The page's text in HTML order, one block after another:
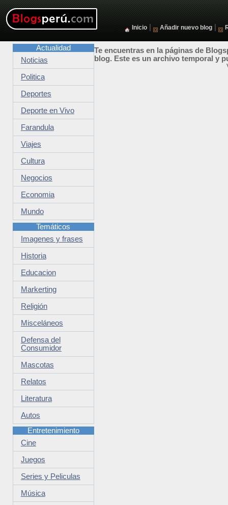
Inicio Añadir nuevo blog
Te encuentras en la páginas de
blog. Este es un archivo temporal y
Actualidad
Noticias
Politica
Deportes
Deporte en Vivo
Farandula
Viajes
Cultura
Negocios
Economia
Mundo
Temáticos
Imagenes y frases
Historia
Educacion
Markerting
Religión
Misceláneos
Defensa del
Consumidor
Mascotas
Relatos
Literatura
Autos
Entretenimiento
Cine
Juegos
Series y Peliculas
Música